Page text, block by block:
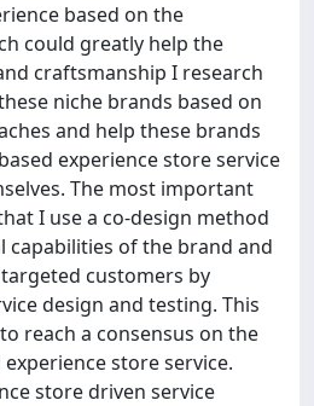
based on the
could greatly help the
craftsmanship I research
niche brands based on
and help these brands
experience store service
The most important
I use a co-design method
capabilities of the brand and
customers by
design and testing. This
reach a consensus on the
store service.
store driven service